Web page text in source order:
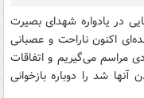
در یادواره شهدای بصیرت
اکنون ناراحت و عصبانی
هستند که ما برای بزرگداشت شهدا و روز 9 دی مراسم می‌گیریم و اتفاقات
آنها شد را دوباره بازخوانی